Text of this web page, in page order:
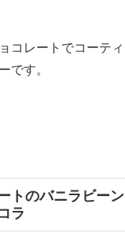
コレートでコーテ
です。
トのバニラビー
ラ